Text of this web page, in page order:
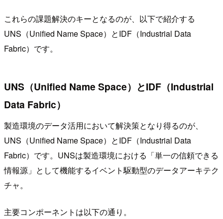
これらの課題解決のキーとなるのが、以下で紹介する
UNS（Unified Name Space）とIDF（Industrial Data
Fabric）です。
UNS（Unified Name Space）とIDF（Industrial
Data Fabric）
製造環境のデータ活用において解決策となり得るのが、
UNS（Unified Name Space）とIDF（Industrial Data
Fabric）です。UNSは製造環境における「単一の信頼できる
情報源」として機能するイベント駆動型のデータアーキテク
チャ。
主要コンポーネントは以下の通り。